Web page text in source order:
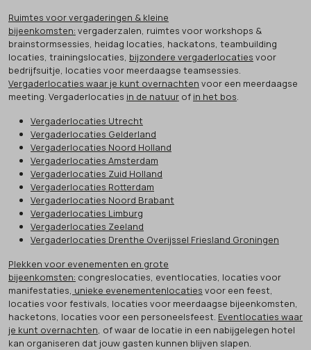
Ruimtes voor vergaderingen & kleine
bijeenkomsten: vergaderzalen, ruimtes voor workshops &
brainstormsessies, heidag locaties, hackatons, teambuilding
locaties, trainingslocaties, bijzondere vergaderlocaties voor
bedrijfsuitje, locaties voor meerdaagse teamsessies.
Vergaderlocaties waar je kunt overnachten voor een meerdaagse
meeting. Vergaderlocaties in de natuur of in het bos.
Vergaderlocaties Utrecht
Vergaderlocaties Gelderland
Vergaderlocaties Noord Holland
Vergaderlocaties Amsterdam
Vergaderlocaties Zuid Holland
Vergaderlocaties Rotterdam
Vergaderlocaties Noord Brabant
Vergaderlocaties Limburg
Vergaderlocaties Zeeland
Vergaderlocaties Drenthe Overijssel Friesland Groningen
Plekken voor evenementen en grote
bijeenkomsten: congreslocaties, eventlocaties, locaties voor
manifestaties, unieke evenementenlocaties voor een feest,
locaties voor festivals, locaties voor meerdaagse bijeenkomsten,
hacketons, locaties voor een personeelsfeest. Eventlocaties waar
je kunt overnachten, of waar de locatie in een nabijgelegen hotel
kan organiseren dat jouw gasten kunnen blijven slapen.